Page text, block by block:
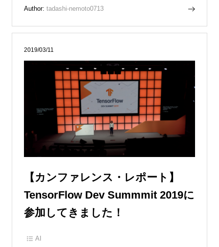
Author: tadashi-nemoto0713
2019/03/11
【カンファレンス・レポート】
TensorFlow Dev Summmit 2019に
参加してきました！
AI